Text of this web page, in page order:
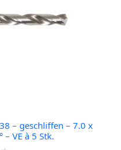
– geschliffen – 7.0 x
VE à 5 Stk.